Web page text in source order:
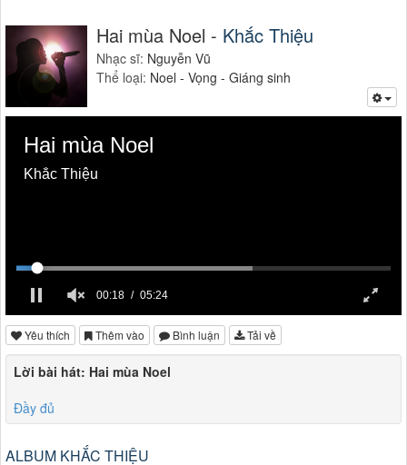
Hai mùa Noel - Khắc Thiệu
Nhạc sĩ: Nguyễn Vũ
Thể loại: Noel - Vọng - Giáng sinh
Hai mùa Noel
Khắc Thiệu
00:18 05:24
Yêu thích Thêm vào Bình luận Tải về
Lời bài hát: Hai mùa Noel
Đầy đủ
ALBUM KHẮC THIỆU